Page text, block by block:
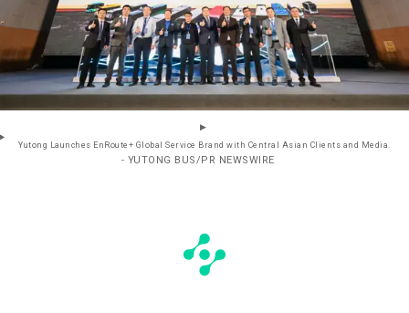
Yutong Launches EnRoute+ Global Service Brand with Central Asian Clients and Media.
- YUTONG BUS/PR NEWSWIRE